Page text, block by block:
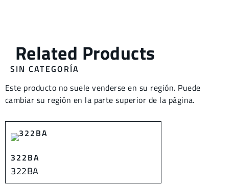
SIN CATEGORÍA
Este producto no suele venderse en su región. Puede
cambiar su región en la parte superior de la página.
322BA
322BA